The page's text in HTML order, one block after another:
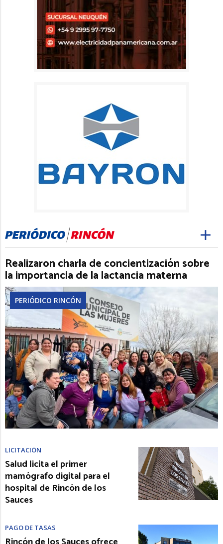
Realizaron charla de concientización sobre
la importancia de la lactancia materna
PERIÓDICO RINCÓN
LICITACIÓN
Salud licita el primer
mamógrafo digital para el
hospital de Rincón de los
Sauces
PAGO DE TASAS